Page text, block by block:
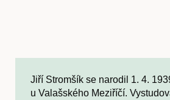
Jiří Stromšík se narodil 1. 4.
u Valašského Meziříčí.